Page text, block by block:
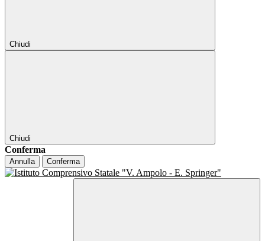
Chiudi
Chiudi
Conferma
Annulla Conferma